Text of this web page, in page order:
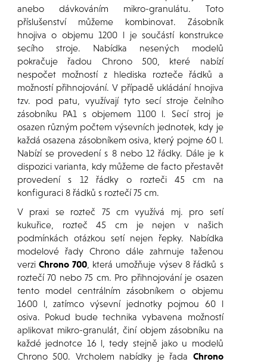
anebo dávkováním mikro-granulátu. Toto
příslušenství můžeme kombinovat. Zásobník
hnojiva o objemu 1200 l je součástí konstrukce
secího stroje. Nabídka nesených modelů
pokračuje řadou Chrono 500, které nabízí
nespočet možností z hlediska rozteče řádků a
možností přihnojování. V případě ukládání hnojiva
tzv. pod patu, využívají tyto secí stroje čelního
zásobníku PA1 s objemem 1100 l. Secí stroj je
osazen různým počtem výsevních jednotek, kdy je
každá osazena zásobníkem osiva, který pojme 60 l.
Nabízí se provedení s 8 nebo 12 řádky. Dále je k
dispozici varianta, kdy můžeme de facto přestavět
provedení s 12 řádky o rozteči 45 cm na
konfiguraci 8 řádků s roztečí 75 cm.
V praxi se rozteč 75 cm využívá mj. pro setí
kukuřice, rozteč 45 cm je nejen v našich
podmínkách otázkou setí nejen řepky. Nabídka
modelové řady Chrono dále zahrnuje taženou
verziChrono 700, která umožňuje výsev 8 řádků s
roztečí 70 nebo 75 cm. Pro přihnojování je osazen
tento model centrálním zásobníkem o objemu
1600 l, zatímco výsevní jednotky pojmou 60 l
osiva. Pokud bude technika vybavena možností
aplikovat mikro-granulát, činí objem zásobníku na
každé jednotce 16 l, tedy stejně jako u modelů
Chrono 500. Vrcholem nabídky je řada Chrono